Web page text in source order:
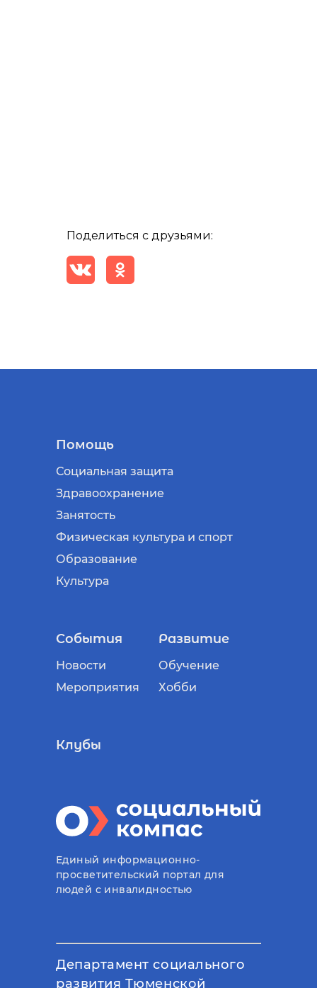
Поделиться с друзьями:
Помощь
Социальная защита
Здравоохранение
Занятость
Физическая культура и спорт
Образование
Культура
События
Новости
Мероприятия
Развитие
Обучение
Хобби
Клубы
Единый информационно-
просветительский портал для
людей с инвалидностью
Департамент социального
развития Тюменской